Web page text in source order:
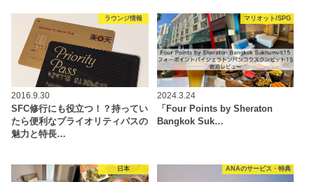
ラウンジ情報
2016.9.30
SFC修行にも役立つ！？持ってい
たら便利なプライオリティパスの
魅力と特長…
マリオット/SPG
2024.3.24
「Four Points by Sheraton
Bangkok Suk…
日本 ANAのサービス・特典